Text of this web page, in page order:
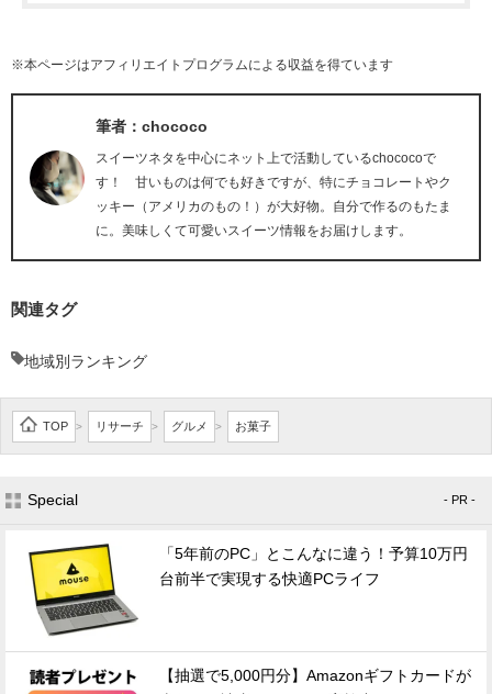
※本ページはアフィリエイトプログラムによる収益を得ています
筆者：chococo
スイーツネタを中心にネット上で活動しているchococoで
す！ 甘いものは何でも好きですが、特にチョコレートやク
ッキー（アメリカのもの！）が大好物。自分で作るのもたま
に。美味しくて可愛いスイーツ情報をお届けします。
関連タグ
地域別ランキング
TOP > リサーチ > グルメ > お菓子
Special - PR -
「5年前のPC」とこんなに違う！予算10万円
台前半で実現する快適PCライフ
【抽選で5,000円分】Amazonギフトカードが